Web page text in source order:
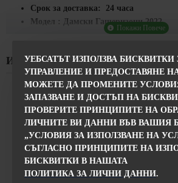
УЕБСАТЪТ ИЗПОЛЗВА
УПРАВЛЕНИЕ И ПРЕДОСТАВЯНЕ
МОЖЕТЕ ДА ПРОМЕНИТЕ
ЗАПАЗВАНЕ И ДОСТЪП НА
ПРОВЕРИТЕ ПРИНЦИПИТЕ НА
ЛИЧНИТЕ ВИ ДАННИ ВЪВ ВАШИЯ
„УСЛОВИЯ ЗА ИЗПОЛЗВАНЕ НА
СЪГЛАСНО ПРИНЦИПИТЕ НА
БИСКВИТКИ В НАШАТА
ПОЛИТИКА ЗА ЛИЧНИ ДАННИ.
Срок за доставка:
24 часа
Модел : Дамски Гащеризони2022
ИНФОРМАЦИЯ ЗА
Доставкадо офис на Еконт 5,50 лв/кг
стойността на наложения платеж
Преглед и Тест предиплащане( в
фирма ).
Срок на доставка24 часа в работни
Моля, имайте предвид, че
динамично променящи се, така че
посочени.